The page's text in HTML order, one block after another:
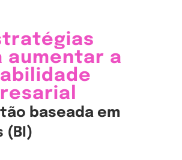
aumentar a
baseada em
(BI)